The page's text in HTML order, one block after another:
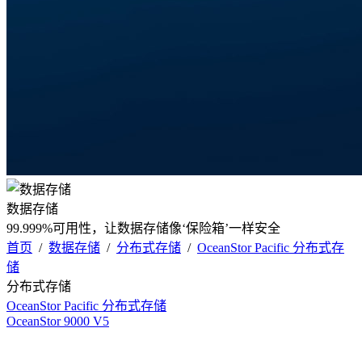
数据存储
99.999%可用性，让数据存储像‘保险箱’一样安全
首页 / 数据存储 / 分布式存储 / OceanStor Pacific 分布式存
储
分布式存储
OceanStor Pacific 分布式存储
OceanStor 9000 V5